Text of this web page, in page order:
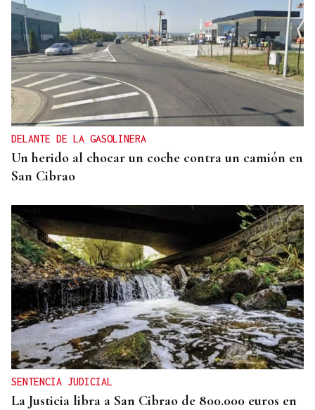
DELANTE DE LA GASOLINERA
Un herido al chocar un coche contra un camión en
San Cibrao
SENTENCIA JUDICIAL
La Justicia libra a San Cibrao de 800.000 euros en